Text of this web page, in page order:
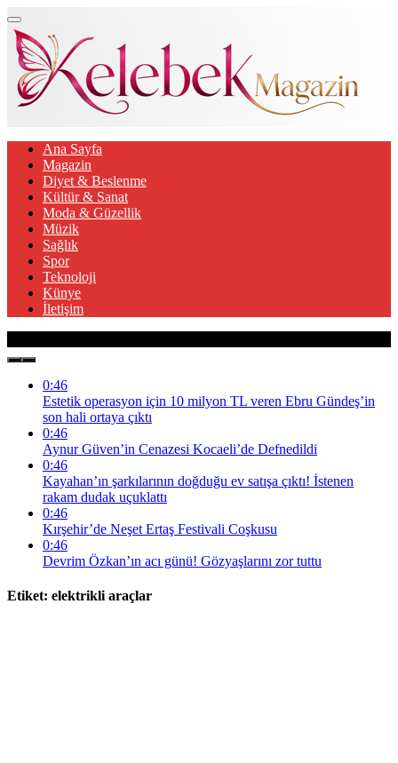
Ana Sayfa
Magazin
Diyet & Beslenme
Kültür & Sanat
Moda & Güzellik
Müzik
Sağlık
Spor
Teknoloji
Künye
İletişim
0:46
Estetik operasyon için 10 milyon TL veren Ebru Gündeş’in
son hali ortaya çıktı
0:46
Aynur Güven’in Cenazesi Kocaeli’de Defnedildi
0:46
Kayahan’ın şarkılarının doğduğu ev satışa çıktı! İstenen
rakam dudak uçuklattı
0:46
Kırşehir’de Neşet Ertaş Festivali Coşkusu
0:46
Devrim Özkan’ın acı günü! Gözyaşlarını zor tuttu
Etiket: elektrikli araçlar